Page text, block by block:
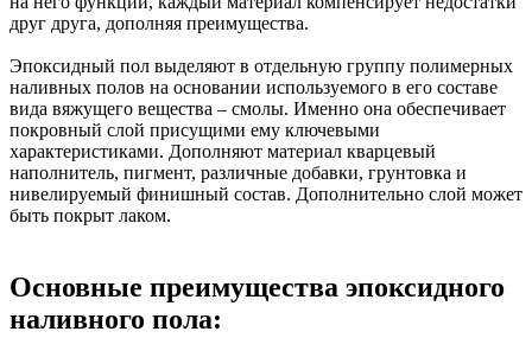
друг друга, дополняя преимущества.
Эпоксидный пол выделяют в отдельную группу полимерных
наливных полов на основании используемого в его составе
вида вяжущего вещества – смолы. Именно она обеспечивает
покровный слой присущими ему ключевыми
характеристиками. Дополняют материал кварцевый
наполнитель, пигмент, различные добавки, грунтовка и
нивелируемый финишный состав. Дополнительно слой может
быть покрыт лаком.
Основные преимущества эпоксидного
наливного пола: